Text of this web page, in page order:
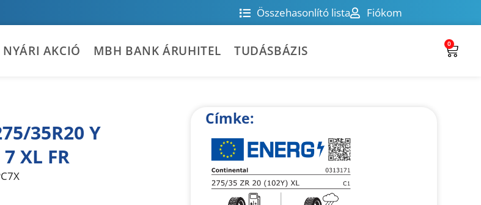
Összehasonlító lista Fiókom
NYÁRI AKCIÓ MBH BANK ÁRUHITEL TUDÁSBÁZIS 0
35R20 Y
XL FR
Címke: